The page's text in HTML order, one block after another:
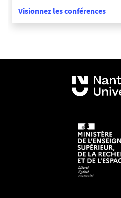
Visionnez les conférences